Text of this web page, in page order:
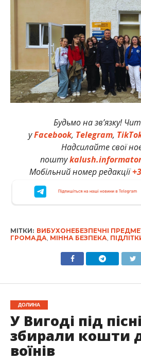
Будьмо на зв’язку!
уFacebook, Telegram,
Надсилайте свої
пошту
Мобільний номер редакції
МІТКИ: ВИБУХОНЕБЕЗПЕЧНІ
ГРОМАДА, МІННА БЕЗПЕКА,
ДОЛИНА
У Вигоді під
збирали кошти
воїнів